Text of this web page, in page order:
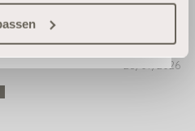
28/07/2026
geen korting